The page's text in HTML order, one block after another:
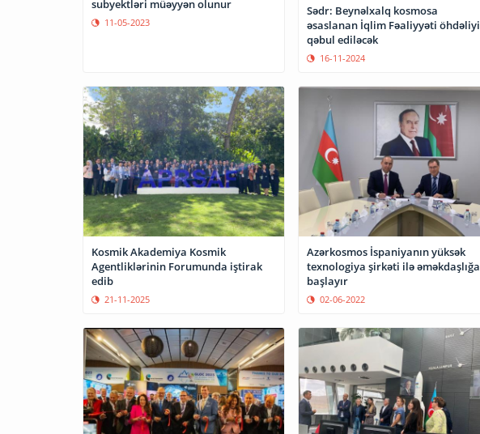
subyektləri müəyyən olunur
11-05-2023
Sədr: Beynəlxalq kosmosa
əsaslanan İqlim Fəaliyyəti öhdəliyi
qəbul ediləcək
16-11-2024
Kosmik Akademiya Kosmik
Agentliklərinin Forumunda iştirak
edib
21-11-2025
Azərkosmos İspaniyanın yüksək
texnologiya şirkəti ilə əməkdaşlığa
başlayır
02-06-2022